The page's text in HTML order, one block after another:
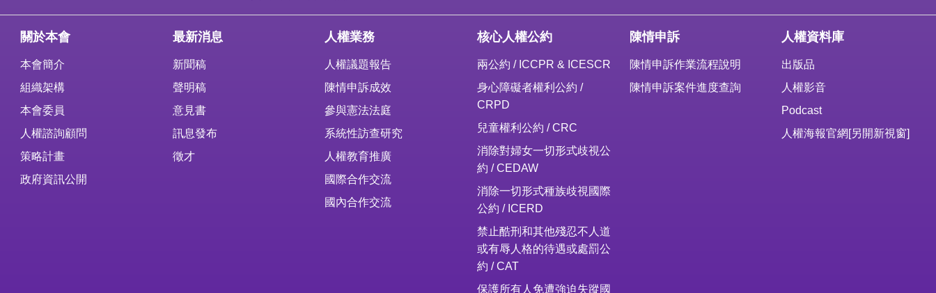
關於本會
本會簡介
組織架構
本會委員
人權諮詢顧問
策略計畫
政府資訊公開
最新消息
新聞稿
聲明稿
意見書
訊息發布
徵才
人權業務
人權議題報告
陳情申訴成效
參與憲法法庭
系統性訪查研究
人權教育推廣
國際合作交流
國內合作交流
核心人權公約
兩公約 / ICCPR & ICESCR
身心障礙者權利公約 /
CRPD
兒童權利公約 / CRC
消除對婦女一切形式歧視公
約 / CEDAW
消除一切形式種族歧視國際
公約 / ICERD
禁止酷刑和其他殘忍不人道
或有辱人格的待遇或處罰公
約 / CAT
保護所有人免遭強迫失蹤國
陳情申訴
陳情申訴作業流程說明
陳情申訴案件進度查詢
人權資料庫
出版品
人權影音
Podcast
人權海報官網[另開新視窗]